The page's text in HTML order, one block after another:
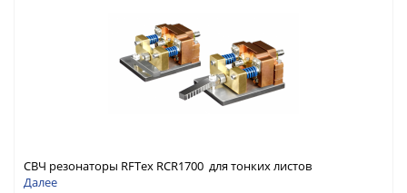
СВЧ резонаторы RFTex RCR1700 для тонких листов
Далее